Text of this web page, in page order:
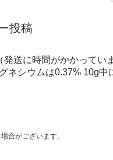
投稿
送に時間がかかってい
ネシウムは0.37% 10g中
合がございます。